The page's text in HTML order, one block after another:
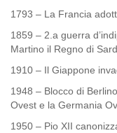
1793 – La Francia
1859 – 2.a guerra
Martino il Regno di
1910 – Il Giappone
1948 – Blocco di
Ovest e la Germania
1950 – Pio XII